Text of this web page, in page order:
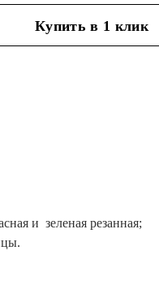
Купить в 1 клик
и зеленая резанная;